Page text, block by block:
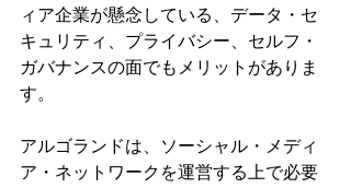
ィア企業が懸念している、データ・セ
キュリティ、プライバシー、セルフ・
ガバナンスの面でもメリットがありま
す。
アルゴランドは、ソーシャル・メディ
ア・ネットワークを運営する上で必要